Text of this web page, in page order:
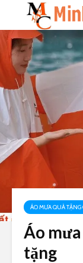
ÁO MƯA QUÀ TẶNG
Áo
tặng